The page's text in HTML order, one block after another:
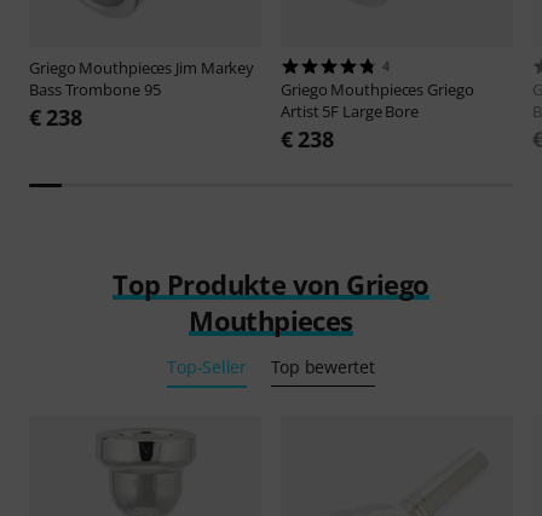
Griego Mouthpieces Jim Markey
Bass Trombone 95
€ 238
4
Griego Mouthpieces Griego
Artist 5F Large Bore
€ 238
Top Produkte von Griego
Mouthpieces
Top-Seller Top bewertet